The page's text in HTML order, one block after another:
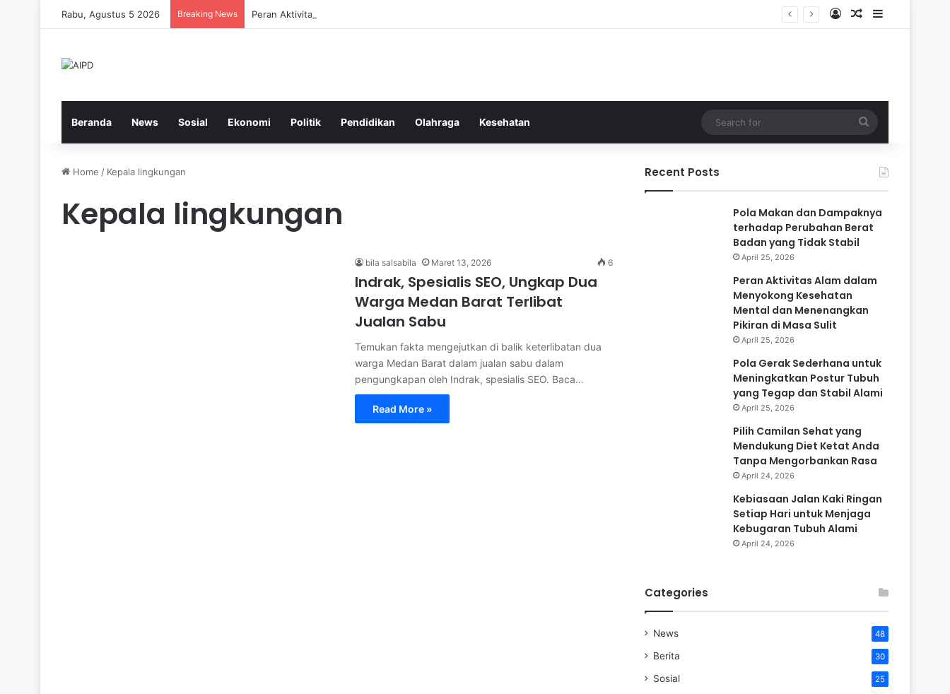
Rabu, Agustus 5 2026 Breaking News Peran Aktivitas Alam dalam Menyokong Kesehatan Mental dan Menenangkan Pikiran di Masa Sulit Log InRandom Article
Sidebar
Beranda News Sosial Ekonomi Politik Pendidikan Olahraga Kesehatan
for
Home / Kepala lingkungan
Kepala lingkungan
bila salsabila Maret 13, 2026 6
Indrak, Spesialis SEO, Ungkap Dua
Warga Medan Barat Terlibat
Jualan Sabu
Temukan fakta mengejutkan di balik keterlibatan dua
warga Medan Barat dalam jualan sabu dalam
pengungkapan oleh Indrak, spesialis SEO. Baca…
Read More »
Recent Posts
Pola Makan dan Dampaknya
terhadap Perubahan Berat
Badan yang Tidak Stabil
April 25, 2026
Peran Aktivitas Alam dalam
Menyokong Kesehatan
Mental dan Menenangkan
Pikiran di Masa Sulit
April 25, 2026
Pola Gerak Sederhana untuk
Meningkatkan Postur Tubuh
yang Tegap dan Stabil Alami
April 25, 2026
Pilih Camilan Sehat yang
Mendukung Diet Ketat Anda
Tanpa Mengorbankan Rasa
April 24, 2026
Kebiasaan Jalan Kaki Ringan
Setiap Hari untuk Menjaga
Kebugaran Tubuh Alami
April 24, 2026
Categories
News 48
Berita 30
Sosial 25